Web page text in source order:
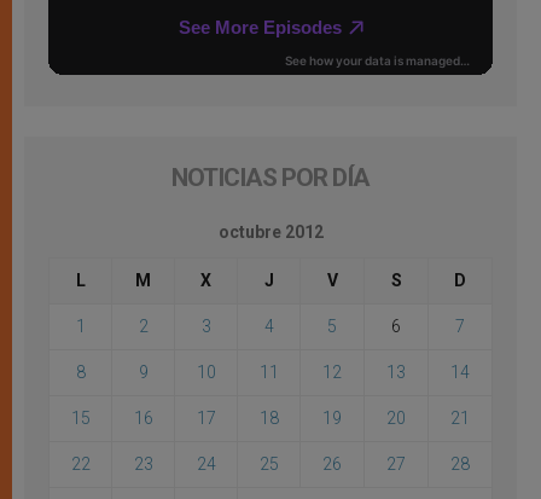
NOTICIAS POR DÍA
octubre 2012
L M X J V S D
1 2 3 4 5 6 7
8 9 10 11 12 13 14
15 16 17 18 19 20 21
22 23 24 25 26 27 28